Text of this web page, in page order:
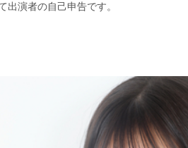
演者の自己申告です。